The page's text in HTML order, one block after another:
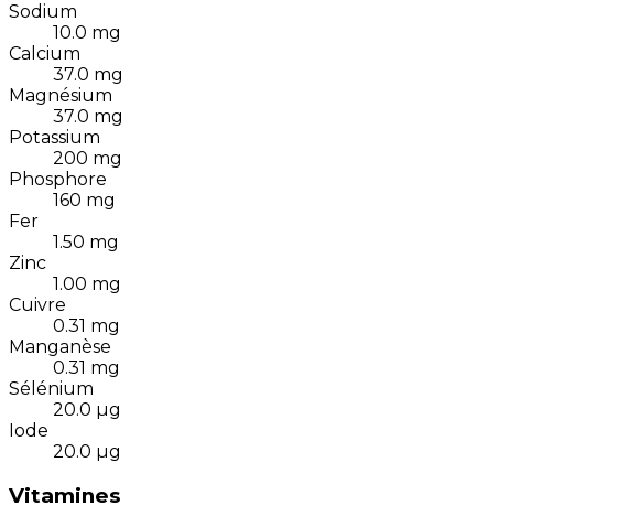
Sodium
10.0 mg
Calcium
37.0 mg
Magnésium
37.0 mg
Potassium
200 mg
Phosphore
160 mg
Fer
1.50 mg
Zinc
1.00 mg
Cuivre
0.31 mg
Manganèse
0.31 mg
Sélénium
20.0 µg
Iode
20.0 µg
Vitamines